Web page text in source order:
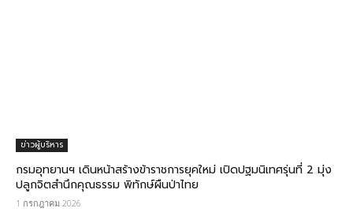
ข่าวผู้บริหาร
กรมอุทยานฯ เดินหน้าสร้างข้าราชการยุคใหม่ เปิดปฐมนิเทศรุ่นที่ 2 มุ่ง
ปลูกจิตสำนึกคุณธรรม พิทักษ์ผืนป่าไทย
1 กรกฎาคม 2026